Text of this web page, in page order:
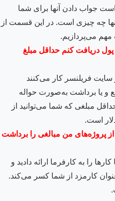
جواب دادن آ­ن­ها برای شما
چه چیزی است. در این قسمت از
مهم می‌پردازیم.
پول دریافت کنم حداقل مبلغ
فریلنسر کار می‌کنند
و یا برداشت به‌صورت حواله
مبلغی که شما می‌توانید از
از پروژه‌های من مبالغی را برداشت
را به کارفرما ارائه دادید و
کارمزد از شما کسر می‌کند.